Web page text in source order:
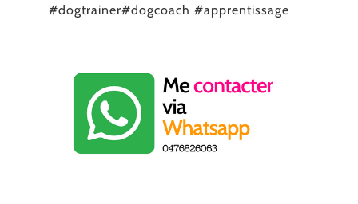
#dogtrainer#dogcoach #apprentissage